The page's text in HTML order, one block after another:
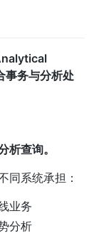
事务与分析处
析查询。
同系统承担：
业务
分析